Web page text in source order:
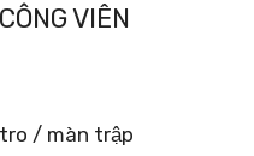
VIÊN
/ màn trập